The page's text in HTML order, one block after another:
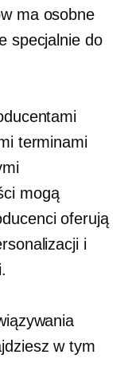
ma osobne
specjalnie do
terminami
mogą
oferują
i
w tym